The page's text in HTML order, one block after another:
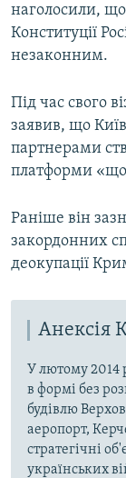
наголосили,
Конституції
незаконним.
Під час свого
заявив, що
партнерами
платформи
Раніше він
закордонних
деокупації
Анексія
У лютому 2014
в формі без
будівлю
аеропорт,
стратегічні
українських